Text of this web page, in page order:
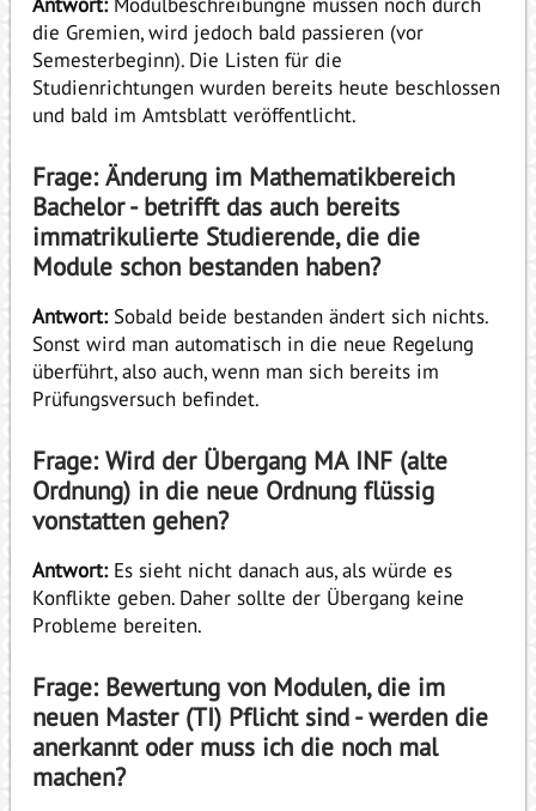
die Gremien, wird jedoch bald passieren (vor
Semesterbeginn). Die Listen für die
Studienrichtungen wurden bereits heute beschlossen
und bald im Amtsblatt veröffentlicht.
Frage: Änderung im Mathematikbereich
Bachelor - betrifft das auch bereits
immatrikulierte Studierende, die die
Module schon bestanden haben?
Antwort:Sobald beide bestanden ändert sich nichts.
Sonst wird man automatisch in die neue Regelung
überführt, also auch, wenn man sich bereits im
Prüfungsversuch befindet.
Frage: Wird der Übergang MA INF (alte
Ordnung) in die neue Ordnung flüssig
vonstatten gehen?
Antwort:Es sieht nicht danach aus, als würde es
Konflikte geben. Daher sollte der Übergang keine
Probleme bereiten.
Frage: Bewertung von Modulen, die im
neuen Master (TI) Pflicht sind - werden die
anerkannt oder muss ich die noch mal
machen?